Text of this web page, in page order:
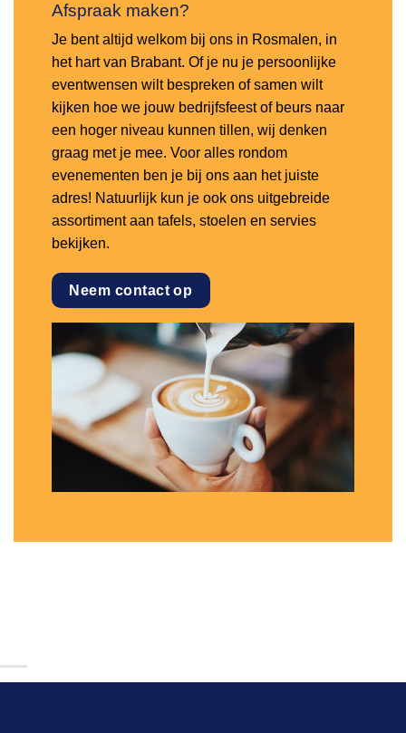
Afspraak maken?
Je bent altijd welkom bij ons in Rosmalen, in
het hart van Brabant. Of je nu je persoonlijke
eventwensen wilt bespreken of samen wilt
kijken hoe we jouw bedrijfsfeest of beurs naar
een hoger niveau kunnen tillen, wij denken
graag met je mee. Voor alles rondom
evenementen ben je bij ons aan het juiste
adres! Natuurlijk kun je ook ons uitgebreide
assortiment aan tafels, stoelen en servies
bekijken.
Neem contact op